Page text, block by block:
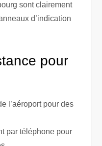
sont clairement
d’indication
pour
l’aéroport pour des
par téléphone pour